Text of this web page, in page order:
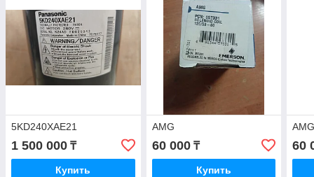
5KD240XAE21
1 500 000 ₸
Купить
AMG
60 000₸
Купить
60